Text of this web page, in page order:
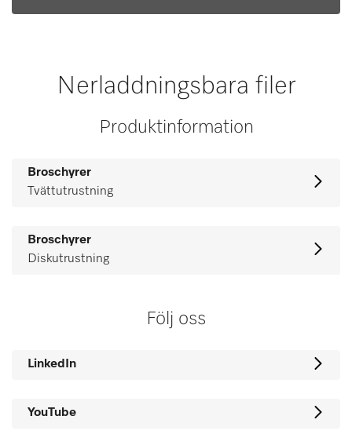
Nerladdningsbara filer
Produktinformation
Broschyrer
Tvättutrustning
Broschyrer
Diskutrustning
Följ oss
LinkedIn
YouTube